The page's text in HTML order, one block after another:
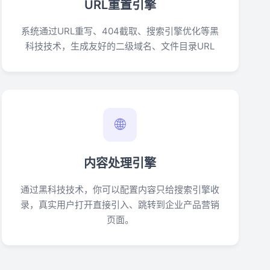
URL重置引擎
系统通过URL重写、404截取、搜索引擎优化等黑
科技技术，生成友好的二级域名、文件目录URL
🌐
内容处理引擎
通过黑科技技术，你可以配置内容只给搜索引擎收
录，真实用户打开直接引入、跳转到企业产品营销
页面。